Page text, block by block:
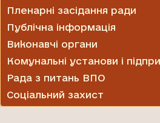
Пленарні засідання ради
Публічна інформація
Виконавчі органи
Комунальні установи і
Рада з питань ВПО
Соціальний захист